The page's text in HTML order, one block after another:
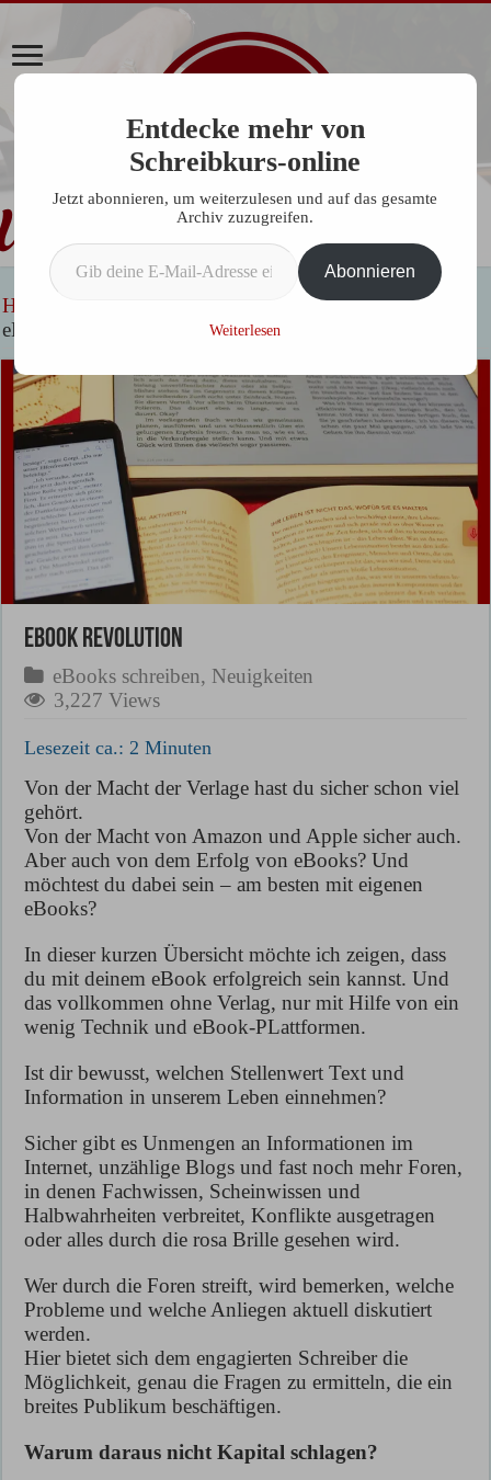
Home eBooks schreiben
eBook Revolution
eBook Revolution
eBooks schreiben, Neuigkeiten
3,227 Views
Lesezeit ca.: 2 Minuten
Von der Macht der Verlage hast du sicher schon viel
gehört.
Von der Macht von Amazon und Apple sicher auch.
Aber auch von dem Erfolg von eBooks? Und
möchtest du dabei sein – am besten mit eigenen
eBooks?
In dieser kurzen Übersicht möchte ich zeigen, dass
du mit deinem eBook erfolgreich sein kannst. Und
das vollkommen ohne Verlag, nur mit Hilfe von ein
wenig Technik und eBook-PLattformen.
Ist dir bewusst, welchen Stellenwert Text und
Information in unserem Leben einnehmen?
Sicher gibt es Unmengen an Informationen im
Internet, unzählige Blogs und fast noch mehr Foren,
in denen Fachwissen, Scheinwissen und
Halbwahrheiten verbreitet, Konflikte ausgetragen
oder alles durch die rosa Brille gesehen wird.
Wer durch die Foren streift, wird bemerken, welche
Probleme und welche Anliegen aktuell diskutiert
werden.
Hier bietet sich dem engagierten Schreiber die
Möglichkeit, genau die Fragen zu ermitteln, die ein
breites Publikum beschäftigen.
Warum daraus nicht Kapital schlagen?
Entdecke mehr von
Schreibkurs-online
Jetzt abonnieren, um weiterzulesen und auf das gesamte
Archiv zuzugreifen.
Gib deine E-Mail-Adresse ein ...
Abonnieren
Weiterlesen